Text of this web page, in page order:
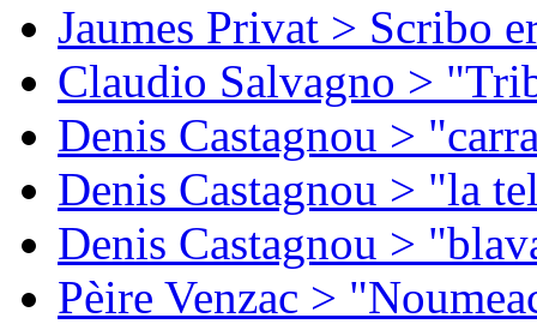
Jaumes Privat > Scribo
Claudio Salvagno >
Denis Castagnou >
Denis Castagnou > "la
Denis Castagnou >
Pèire Venzac >